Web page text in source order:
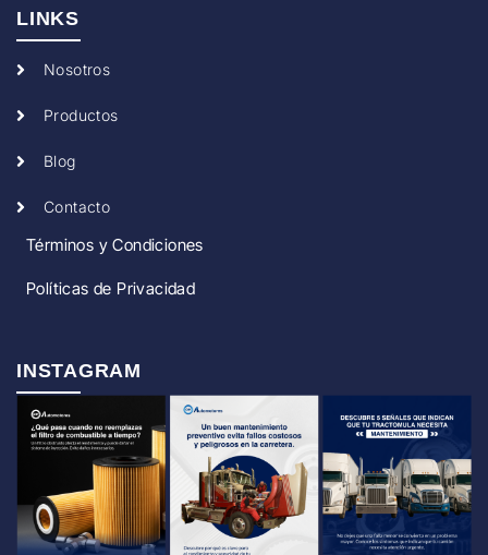
LINKS
Nosotros
Productos
Blog
Contacto
Términos y Condiciones
Políticas de Privacidad
INSTAGRAM